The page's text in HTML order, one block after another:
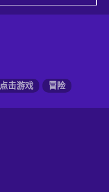
点击游戏 冒险